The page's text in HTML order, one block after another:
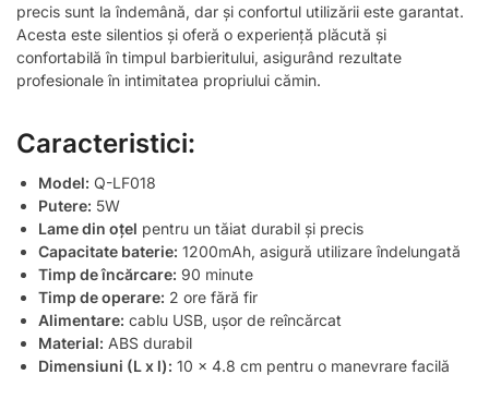
precis sunt la îndemână, dar și confortul utilizării este garantat.
Acesta este silentios și oferă o experiență plăcută și
confortabilă în timpul barbieritului, asigurând rezultate
profesionale în intimitatea propriului cămin.
Caracteristici:
Model: Q-LF018
Putere: 5W
Lame din oțel pentru un tăiat durabil și precis
Capacitate baterie: 1200mAh, asigură utilizare îndelungată
Timp de încărcare: 90 minute
Timp de operare: 2 ore fără fir
Alimentare: cablu USB, ușor de reîncărcat
Material: ABS durabil
Dimensiuni (L x l): 10 x 4.8 cm pentru o manevrare facilă